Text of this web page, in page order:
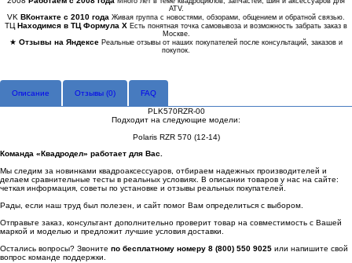
ATV.
VK ВКонтакте с 2010 года Живая группа с новостями, обзорами, общением и обратной связью.
ТЦ Находимся в ТЦ Формула Х Есть понятная точка самовывоза и возможность забрать заказ в
Москве.
★ Отзывы на Яндексе Реальные отзывы от наших покупателей после консультаций, заказов и
покупок.
Описание Отзывы (0) FAQ
PLK570RZR-00
Подходит на следующие модели:
Polaris RZR 570 (12-14)
Команда «Квадродел» работает для Вас.
Мы следим за новинками квадроаксессуаров, отбираем надежных производителей и
делаем сравнительные тесты в реальных условиях. В описании товаров у нас на сайте:
четкая информация, советы по установке и отзывы реальных покупателей.
Рады, если наш труд был полезен, и сайт помог Вам определиться с выбором.
Отправьте заказ, консультант дополнительно проверит товар на совместимость с Вашей
маркой и моделью и предложит лучшие условия доставки.
Остались вопросы? Звоните по бесплатному номеру 8 (800) 550 9025 или напишите свой
вопрос команде поддержки.